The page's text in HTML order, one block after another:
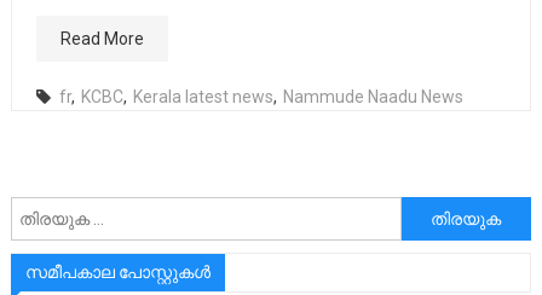
Read More
fr, KCBC, Kerala latest news, Nammude Naadu News
അനേഷിക്കുക
സമീപകാല പോസ്റ്റുകൾ